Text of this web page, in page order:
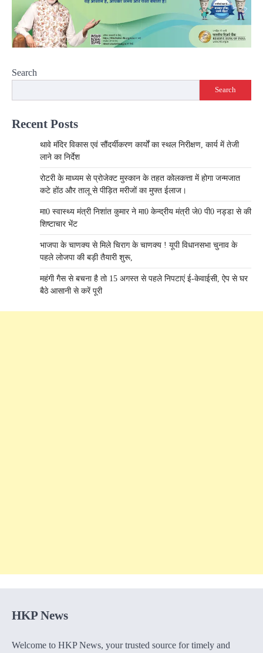
Search
Search
Recent Posts
थावे मंदिर विकास एवं सौंदर्यीकरण कार्यों का स्थल निरीक्षण, कार्य में तेजी
लाने का निर्देश
रोटरी के माध्यम से प्रोजेक्ट मुस्कान के तहत कोलकत्ता में होगा जन्मजात
कटे होंठ और तालू से पीड़ित मरीजों का मुफ्त ईलाज।
मा0 स्वास्थ्य मंत्री निशांत कुमार ने मा0 केन्द्रीय मंत्री जे0 पी0 नड्डा से की
शिष्टाचार भेंट
भाजपा के चाणक्य से मिले चिराग के चाणक्य ! यूपी विधानसभा चुनाव के
पहले लोजपा की बड़ी तैयारी शुरू,
महंगी गैस से बचना है तो 15 अगस्त से पहले निपटाएं ई-केवाईसी, ऐप से घर
बैठे आसानी से करें पूरी
HKP News
Welcome to HKP News, your trusted source for timely and